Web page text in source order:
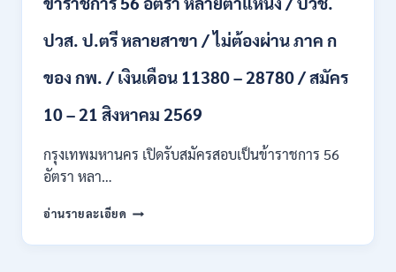
+
ไป
เงิน
23,290
สมัคร
ONLINE
26
ปวส. ป.ตรี หลายสาขา / ไม่ต้องผ่าน ภาค ก
ของ กพ. / เงินเดือน 11380 – 28780 / สมัคร
10 – 21 สิงหาคม 2569
กรุงเทพมหานคร เปิดรับสมัครสอบเป็นข้าราชการ 56
อัตรา หลา…
อ่านรายละเอียด กรุงเทพมหานคร
รับ